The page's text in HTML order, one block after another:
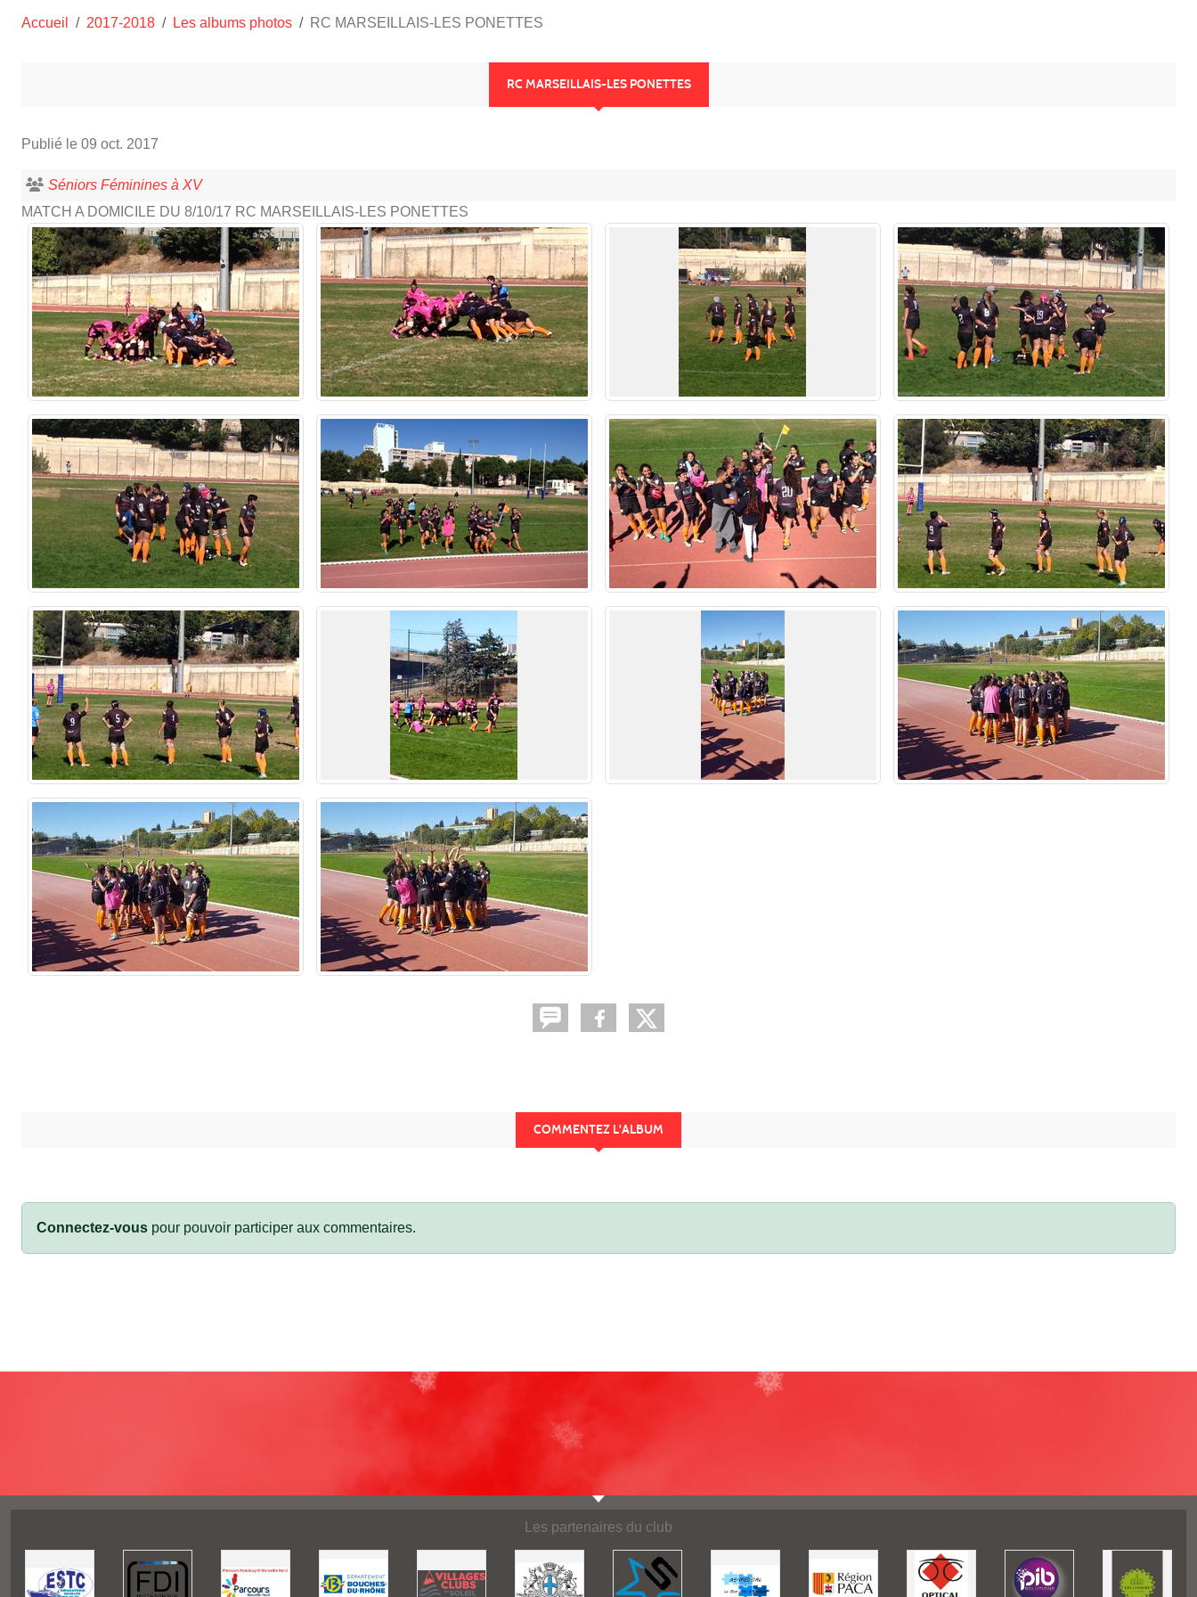
Accueil 2017-2018 Les albums photos RC MARSEILLAIS-LES PONETTES
RC MARSEILLAIS-LES PONETTES
Publié le 09 oct. 2017
Séniors Féminines à XV
MATCH A DOMICILE DU 8/10/17 RC MARSEILLAIS-LES PONETTES
COMMENTEZ L'ALBUM
Connectez-vous pour pouvoir participer aux commentaires.
Les partenaires du club